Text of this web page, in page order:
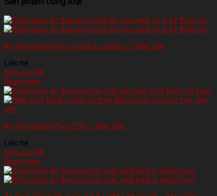
Áo Polo Đồng Phục TGDĐ Logistics – May Sẵn
Liên hệ
Xem chi tiết
Read more
Áo Polo Đồng Phục TDC – May Sẵn
Liên hệ
Xem chi tiết
Read more